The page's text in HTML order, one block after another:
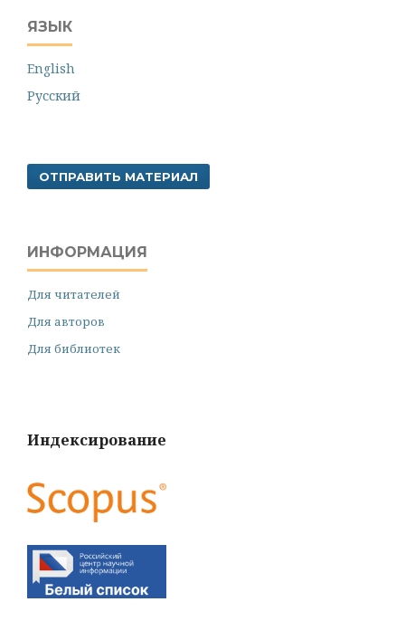
ЯЗЫК
English
Русский
ОТПРАВИТЬ МАТЕРИАЛ
ИНФОРМАЦИЯ
Для читателей
Для авторов
Для библиотек
Индексирование